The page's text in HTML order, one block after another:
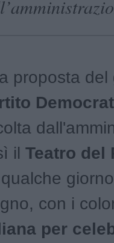
proposta
il Teatro del
con i
per